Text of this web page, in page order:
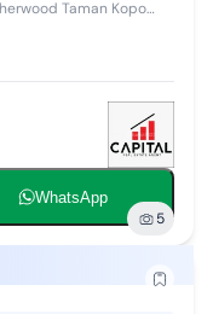
Taman Kopo
spesifikasi sebagai
WhatsApp
5